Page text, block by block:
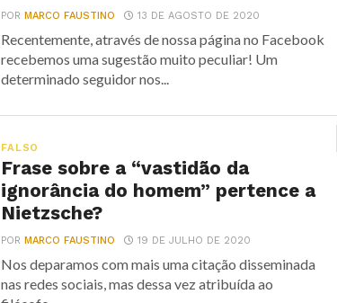
PORMARCO FAUSTINO 13 DE AGOSTO DE 2020
Recentemente, através de nossa página no Facebook
recebemos uma sugestão muito peculiar! Um
determinado seguidor nos...
FALSO
Frase sobre a “vastidão da
ignorância do homem” pertence a
Nietzsche?
PORMARCO FAUSTINO 19 DE JULHO DE 2020
Nos deparamos com mais uma citação disseminada
nas redes sociais, mas dessa vez atribuída ao